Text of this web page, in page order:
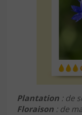
Plantation : de
Floraison : de